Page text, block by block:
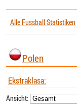
Alle Fussball Statistiken
Polen
Ekstraklasa:
Ansicht: